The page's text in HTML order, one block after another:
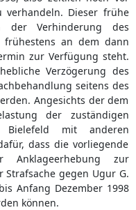
verhandeln. Dieser frühe
der Verhinderung des
frühestens an dem dann
zur Verfügung steht.
Verzögerung des
seitens des
Angesichts der dem
der zuständigen
Bielefeld mit anderen
dass die vorliegende
Anklageerhebung zur
gegen Ugur G.
Anfang Dezember 1998
können.